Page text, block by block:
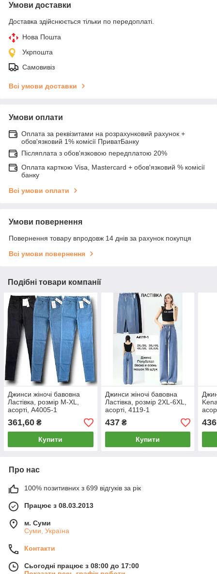
Умови доставки
Доставка здійснюється тільки по передоплаті.
Нова Пошта
Укрпошта
Самовивіз
Всі умови доставки
Умови оплати
Оплата за реквізитами на розрахунковий рахунок +
обов'язковий 1% комісії ПриватБанку
Післяплата з обов'язковою передплатою 20%
Оплата карткою Visa, Mastercard + обов'язковий % комісії
банку
Всі умови оплати
Умови повернення
Повернення товару впродовж 14 днів за рахунок покупця
Всі умови повернення
Подібні товари компанії
Джинси жіночі бавовна
Ластівка, розмір М-XL,
асорті, А4005-1
361,60 ₴
Купити
Джинси жіночі бавовна
Ластівка, розмір 2XL-6XL,
асорті, 4119-1
437₴
Купити
Про нас
100% позитивних з 699 відгуків за рік
Працює з 08.03.2013
м. Суми
Суми, Україна
Контакти
Сьогодні працює з 08:00 до 17:00